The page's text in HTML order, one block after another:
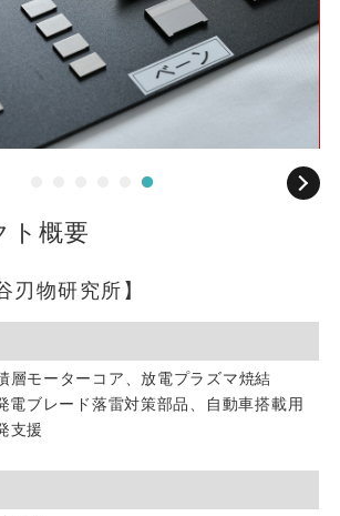
ト概要
刃物研究所
層モーターコア、放電プラズマ焼結
電ブレード落雷対策部品、自動車搭載用
支援